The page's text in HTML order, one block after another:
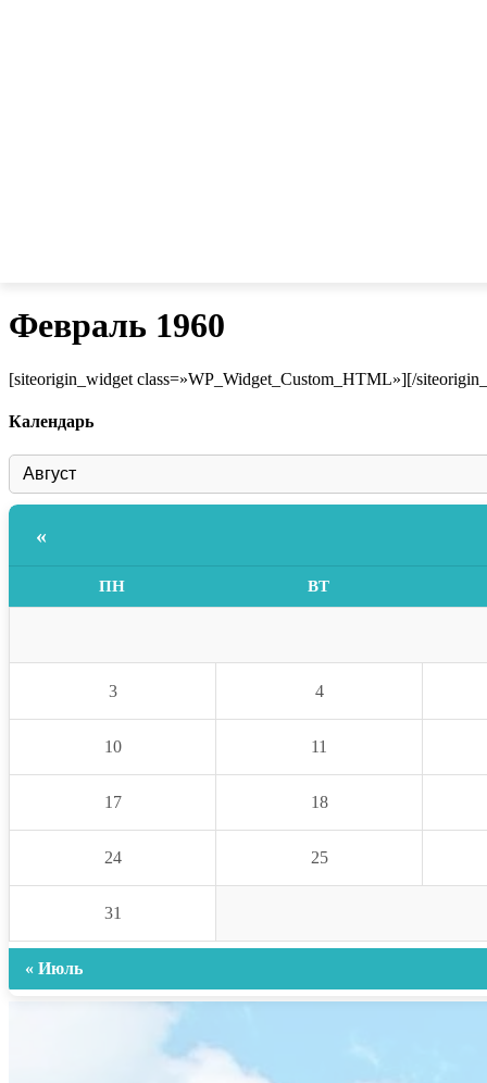
Февраль 1960
[siteorigin_widget class=»WP_Widget_Custom_HTML»][/
Календарь
«
ПН ВТ
3 4
10 11
17 18
24 25
31
« Июль